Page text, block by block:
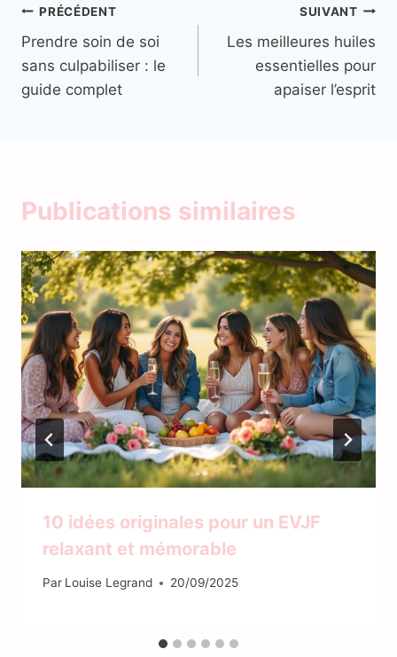
Navigation
de
l’article
PRÉCÉDENT
Prendre soin de soi
sans culpabiliser : le
guide complet
SUIVANT
Les meilleures huiles
essentielles pour
apaiser l’esprit
Publications similaires
10 idées originales pour un EVJF
relaxant et mémorable
Par Louise Legrand 20/09/2025